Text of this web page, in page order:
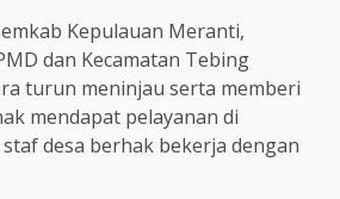
Kepulauan Meranti,
dan Kecamatan Tebing
turun meninjau serta memberi
mendapat pelayanan di
desa berhak bekerja dengan